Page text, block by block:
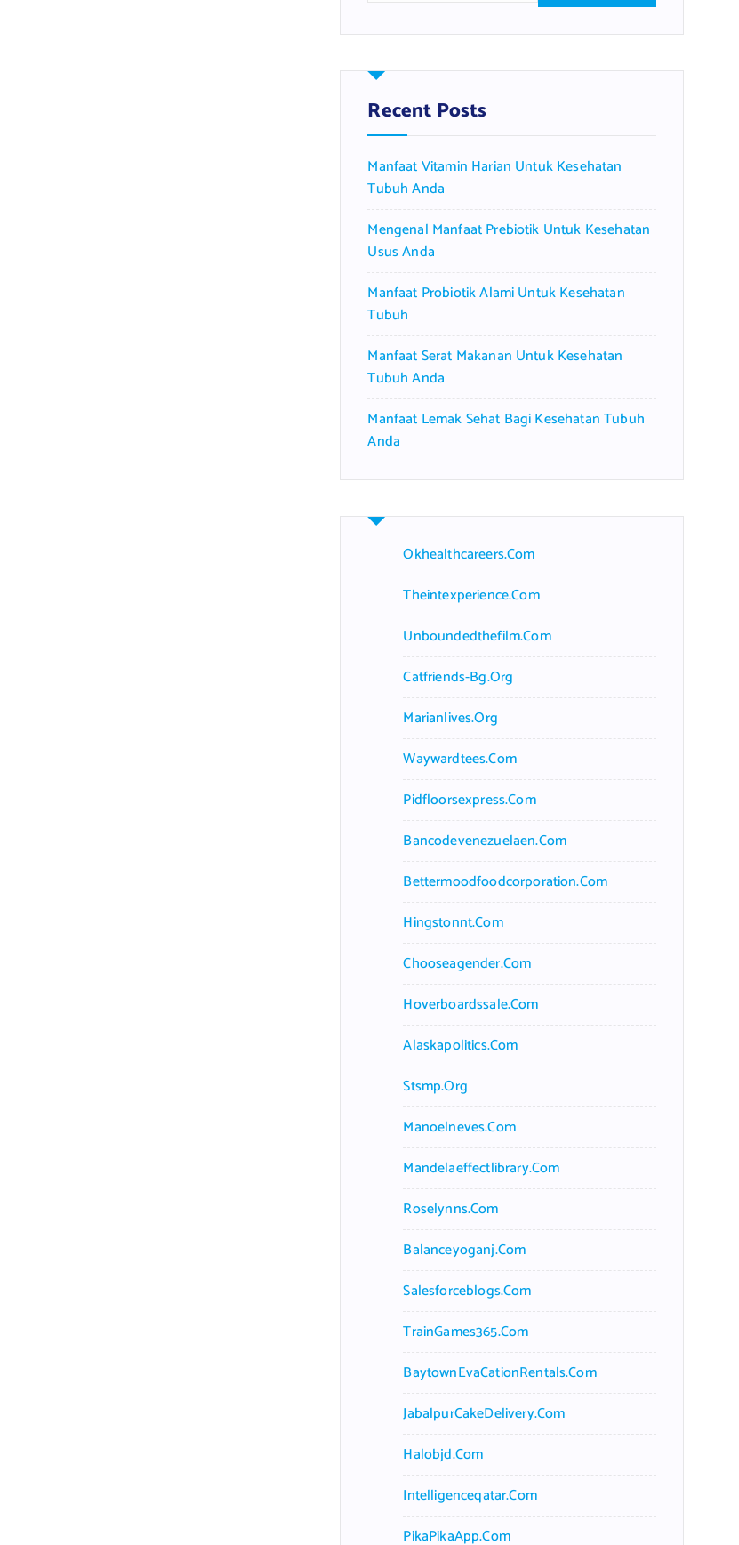
r
h
f
o
:
Recent Posts
Manfaat Vitamin Harian Untuk Kesehatan
Tubuh Anda
Mengenal Manfaat Prebiotik Untuk Kesehatan
Usus Anda
Manfaat Probiotik Alami Untuk Kesehatan
Tubuh
Manfaat Serat Makanan Untuk Kesehatan
Tubuh Anda
Manfaat Lemak Sehat Bagi Kesehatan Tubuh
Anda
Okhealthcareers.com
Theintexperience.com
Unboundedthefilm.com
Catfriends-Bg.org
Marianlives.org
Waywardtees.com
Pidfloorsexpress.com
Bancodevenezuelaen.com
Bettermoodfoodcorporation.com
Hingstonnt.com
Chooseagender.com
Hoverboardssale.com
Alaskapolitics.com
Stsmp.org
Manoelneves.com
Mandelaeffectlibrary.com
Roselynns.com
Balanceyoganj.com
Salesforceblogs.com
TrainGames365.com
BaytownEvaCationRentals.com
JabalpurCakeDelivery.com
Halobjd.com
Intelligenceqatar.com
PikaPikaApp.com